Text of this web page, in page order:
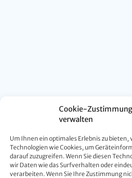
Cookie-Zustimmung
verwalten
Um Ihnen ein optimales Erlebnis zu bieten,
Technologien wie Cookies, um
darauf zuzugreifen. Wenn Sie diesen
wir Daten wie das Surfverhalten oder
verarbeiten. Wenn Sie Ihre Zustimmung